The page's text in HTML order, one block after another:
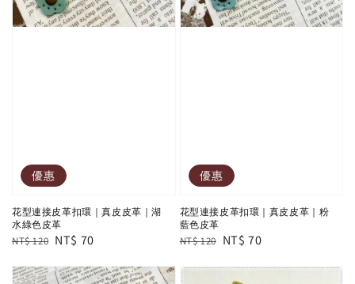
優惠
花型連接皮革扣環｜真皮皮革｜湖
水綠色皮革
Regular
NT$ 120 Sale
NT$ 70
優惠
花型連接皮革扣環｜真皮皮革｜粉
藍色皮革
Regular
NT$ 120 Sale
NT$ 70